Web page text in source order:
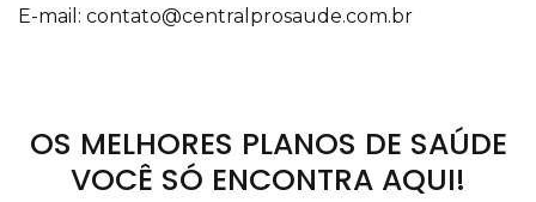
E-mail: contato@centralprosaude.com.br
OS MELHORES PLANOS DE SAÚDE
VOCÊ SÓ ENCONTRA AQUI!